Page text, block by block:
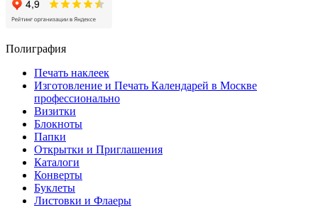
Полиграфия
Печать наклеек
Изготовление и Печать Календарей в Москве
профессионально
Визитки
Блокноты
Папки
Открытки и Приглашения
Каталоги
Конверты
Буклеты
Листовки и Флаеры